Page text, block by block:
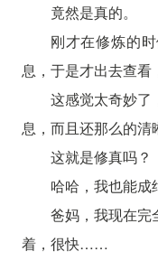
竟然是真的。
刚才在修炼的
息，于是才出去查看
这感觉太奇妙了
息，而且还那么的清
这就是修真吗？
哈哈，我也能成
爸妈，我现在完
着，很快……